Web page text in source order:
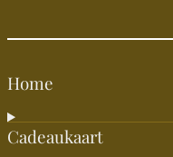
Home
Cadeaukaart